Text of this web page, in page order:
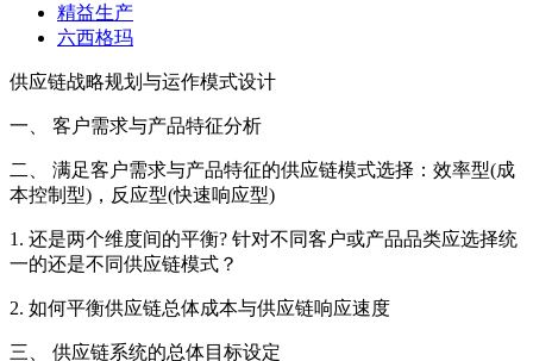
精益生产
六西格玛
供应链战略规划与运作模式设计
一、 客户需求与产品特征分析
二、 满足客户需求与产品特征的供应链模式选择：效率型(成
本控制型)，反应型(快速响应型)
1. 还是两个维度间的平衡? 针对不同客户或产品品类应选择统
一的还是不同供应链模式？
2. 如何平衡供应链总体成本与供应链响应速度
三、 供应链系统的总体目标设定